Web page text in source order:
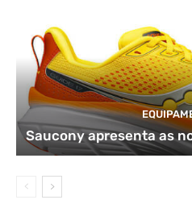
Saucony apresenta as